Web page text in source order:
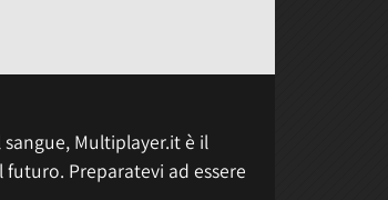
Multiplayer.it è il
Preparatevi ad essere